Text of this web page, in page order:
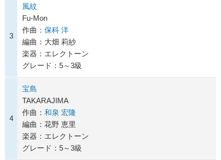
3
風紋
Fu-Mon
作曲： 保科 洋
編曲：大畑 莉紗
楽器：エレクトーン
グレード：5～3級
4
宝島
TAKARAJIMA
作曲： 和泉 宏隆
編曲：花野 恵里
楽器：エレクトーン
グレード：5～3級